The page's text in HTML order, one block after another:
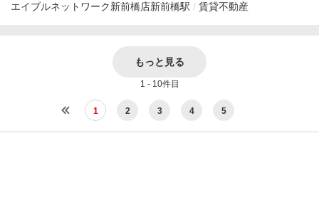
エイブルネットワーク新前橋店新前橋駅 賃貸不動産
もっと見る
1 - 10件目
1 2 3 4 5